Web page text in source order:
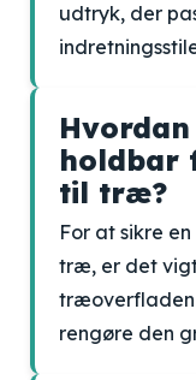
udtryk, der
holdbar
til træ?
For at sikre
træ, er det
træoverfladen
rengøre den